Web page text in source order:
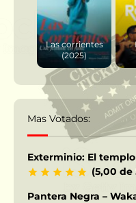
Las corrientes
(2025)
Mas Votados:
Exterminio: El
(5,00 de
Pantera Negra –